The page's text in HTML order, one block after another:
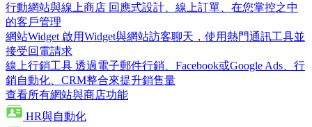
行動網站與線上商店 回應式設計、線上訂單、在您掌控之中
的客戶管理
網站Widget 啟用Widget與網站訪客聊天，使用熱門通訊工具並
接受回電請求
線上行銷工具 透過電子郵件行銷、Facebook或Google Ads、行
銷自動化、CRM整合來提升銷售量
查看所有網站與商店功能
HR與自動化